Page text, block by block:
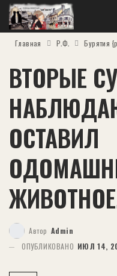
Главная Р.Ф. Бурятия
ВТОРЫЕ
ОСТАВИЛ
Автор Admin
ОПУБЛИКОВАНО ИЮЛ 14,